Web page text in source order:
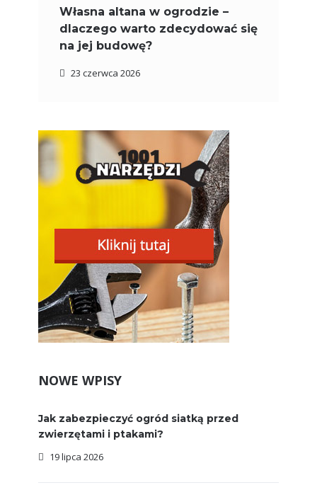
Własna altana w ogrodzie –
dlaczego warto zdecydować się
na jej budowę?
23 czerwca 2026
NOWE WPISY
Jak zabezpieczyć ogród siatką przed
zwierzętami i ptakami?
19 lipca 2026